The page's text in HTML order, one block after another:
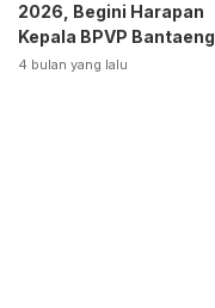
2026, Begini Harapan
Kepala BPVP Bantaeng
4 bulan yang lalu